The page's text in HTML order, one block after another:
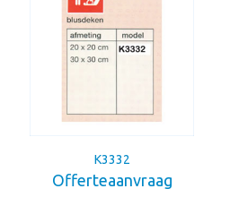
K3332
Offerteaanvraag